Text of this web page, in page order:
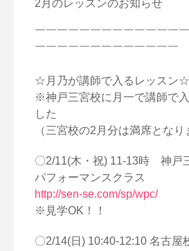
2月のレッスンのお知らせ
￣￣￣￣￣￣￣￣￣￣￣￣￣
￣￣￣￣￣￣￣￣￣￣￣￣￣
☆月乃が講師で入るレッスン☆
※神戸三宮校に月一で講師で
した
（三宮校の2月分は満席となり
〇2/11(木・祝) 11-13時 神戸
パフォーマンスクラス
http://sen-se.com/sp/wpc/
※見学OK！！
〇2/14(日) 10:40-12:10 名古屋